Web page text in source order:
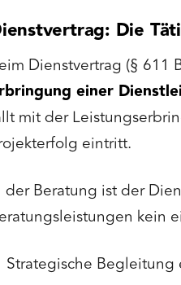
Die
Dienstvertrag (§ 611
einer
mit der
eintritt.
der Beratung ist der
kein
Strategische Begleitung